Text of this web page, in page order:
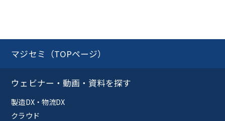
マジセミ（TOPページ）
ウェビナー・動画・資料を探す
製造DX・物流DX
クラウド